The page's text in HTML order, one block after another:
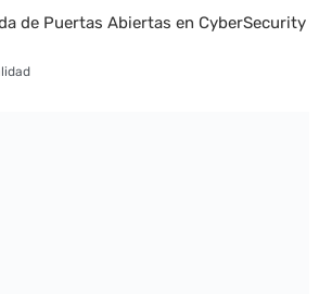
de Puertas Abiertas en CyberSecurity